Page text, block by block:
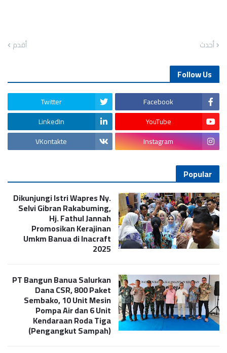
أحدث أقدم
Follow Us
Facebook
Twitter
YouTube
LinkedIn
Instagram
VKontakte
Popular
Dikunjungi Istri Wapres Ny.
Selvi Gibran Rakabuming,
Hj. Fathul Jannah
Promosikan Kerajinan
Umkm Banua di Inacraft
2025
PT Bangun Banua Salurkan
Dana CSR, 800 Paket
Sembako, 10 Unit Mesin
Pompa Air dan 6 Unit
Kendaraan Roda Tiga
(Pengangkut Sampah)